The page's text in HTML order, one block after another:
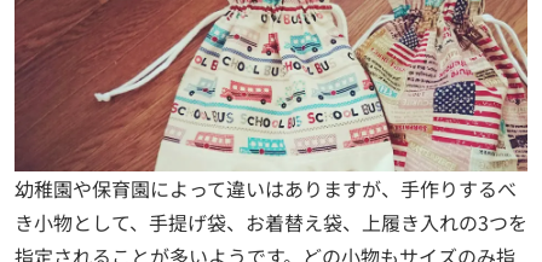
幼稚園や保育園によって違いはありますが、手作りするべ
き小物として、手提げ袋、お着替え袋、上履き入れの3つを
指定されることが多いようです。どの小物もサイズのみ指